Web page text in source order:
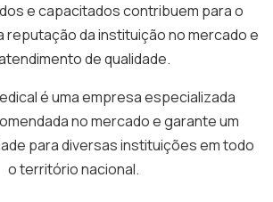
e capacitados contribuem para o
da instituição no mercado e
de qualidade.
é uma empresa especializada
no mercado e garante um
para diversas instituições em todo
o território nacional.